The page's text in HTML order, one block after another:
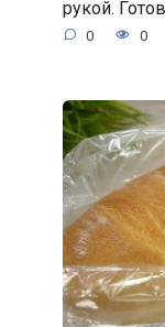
рукой.
0 0